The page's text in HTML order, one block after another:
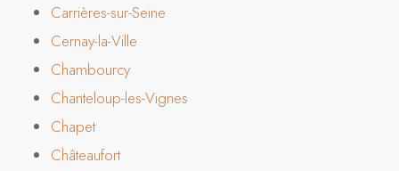
Carrières-sur-Seine
Cernay-la-Ville
Chambourcy
Chanteloup-les-Vignes
Chapet
Châteaufort